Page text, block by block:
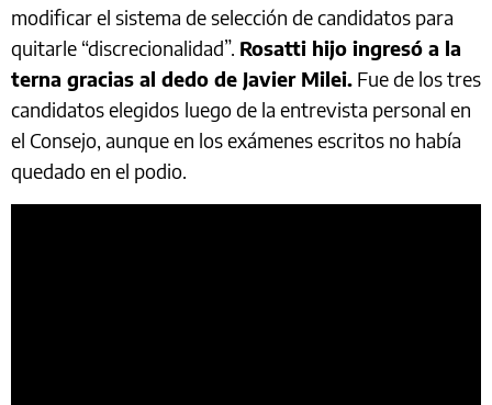
modificar el sistema de selección de candidatos para
quitarle “discrecionalidad”. Rosatti hijo ingresó a la
terna gracias al dedo de Javier Milei. Fue de los tres
candidatos elegidos luego de la entrevista personal en
el Consejo, aunque en los exámenes escritos no había
quedado en el podio.